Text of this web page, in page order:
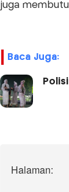
juga
Baca Juga:
Halaman: